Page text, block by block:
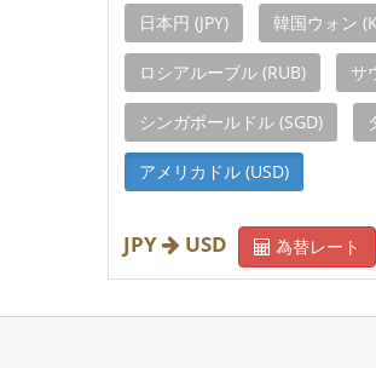
日本円 (JPY) 韓国ウォン
ロシアルーブル (RUB) サ
シンガポールドル (SGD)
アメリカドル (USD)
JPY USD 為替レート